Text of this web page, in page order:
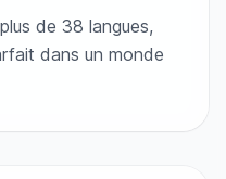
de 38 langues,
dans un monde